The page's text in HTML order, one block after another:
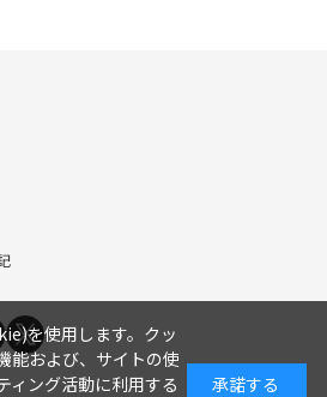
を使用します。クッ
能および、サイトの使
ィング活動に利用する
承諾する